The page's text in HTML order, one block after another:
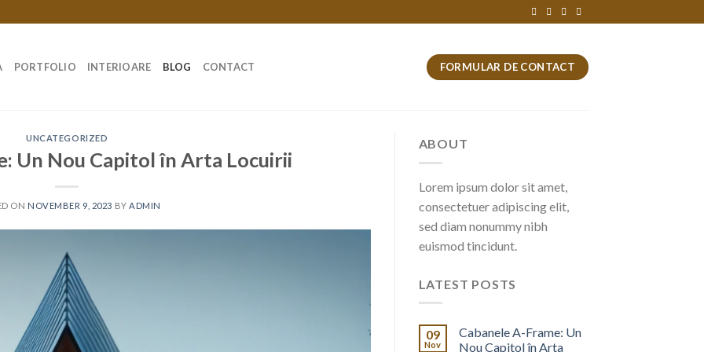
PORTFOLIO INTERIOARE BLOG CONTACT FORMULAR DE CONTACT
UNCATEGORIZED
Un Nou Capitol în Arta Locuirii
ON NOVEMBER 9, 2023 BY ADMIN
ABOUT
Lorem ipsum dolor sit amet,
consectetuer adipiscing elit,
sed diam nonummy nibh
euismod tincidunt.
LATEST POSTS
09
Nov
Cabanele A-Frame: Un
Nou Capitol în Arta